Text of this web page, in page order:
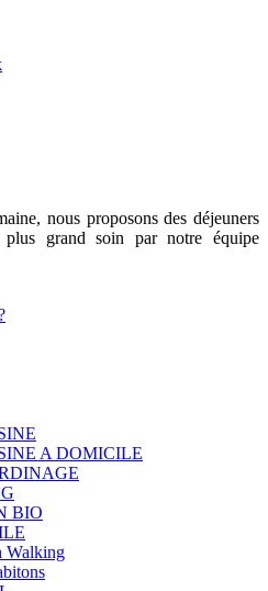
nous proposons des déjeuners
grand soin par notre équipe
A DOMICILE
BIO
Walking